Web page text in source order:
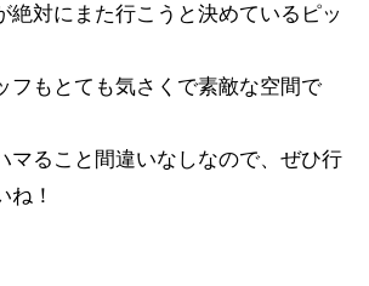
絶対にまた行こうと決めているピッ
フもとても気さくで素敵な空間で
マること間違いなしなので、ぜひ行
ね！